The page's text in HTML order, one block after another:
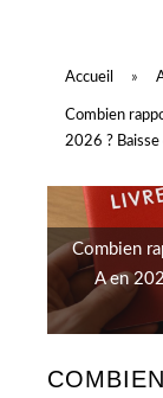
Accueil »
Combien
2026 ?
Combien
A en